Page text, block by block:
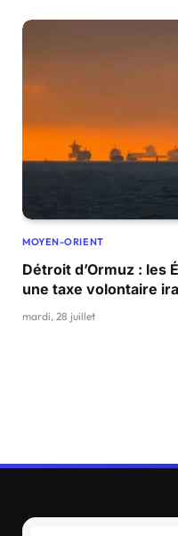
MOYEN-ORIENT
Détroit d’Ormuz : les
une taxe volontaire
mardi, 28 juillet